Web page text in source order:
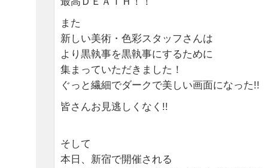
また
新しい美術・色彩スタッフさんは
より黒執事を黒執事にするために
集まっていただきました！
ぐっと繊細でダークで美しい画面になった!!
皆さんお見逃しくなく!!
そして
本日、新宿で開催される